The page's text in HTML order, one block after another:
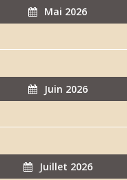
Mai 2026
Juin 2026
Juillet 2026